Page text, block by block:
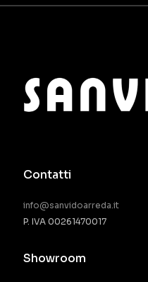
Contatti
info@sanvidoarreda.it
P. IVA 00261470017
Showroom